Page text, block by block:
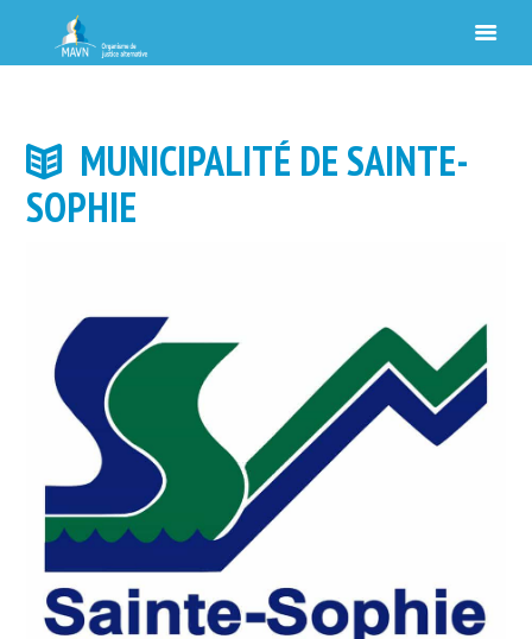
MUNICIPALITÉ DE SAINTE-
SOPHIE